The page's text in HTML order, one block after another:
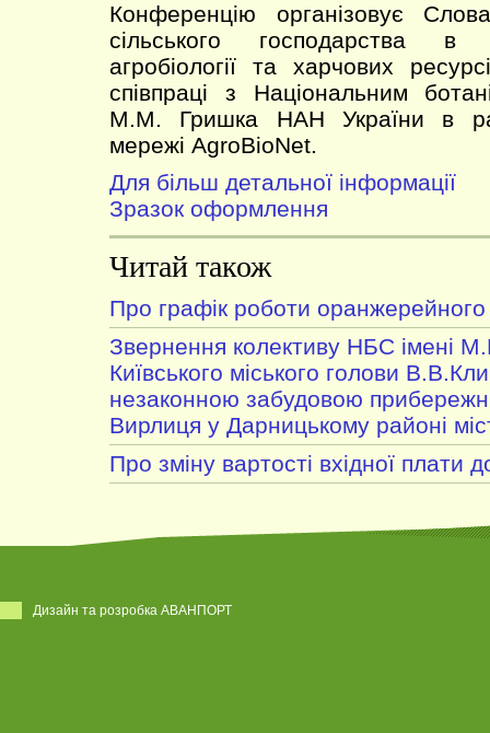
Конференцію організовує
сільського господарства в
агробіології та харчових
співпраці з Національним
М.М. Гришка НАН України в
мережі AgroBioNet.
Для більш детальної інформації
Зразок оформлення
Читай також
Про графік роботи оранжерейного
Звернення колективу НБС імені
Київського міського голови
незаконною забудовою
Вирлиця у Дарницькому районі
Про зміну вартості вхідної плати
Дизайн та розробка АВАНПОРТ